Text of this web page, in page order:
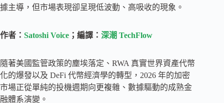
據主導，但市場表現卻呈現低波動、高吸收的現象。
作者： Satoshi Voice ；編譯： 深潮 TechFlow
隨著美國監管政策的塵埃落定、RWA 真實世界資產代幣
化的爆發以及 DeFi 代幣經濟學的轉型，2026 年的加密
市場正從單純的投機週期向更複雜、數據驅動的成熟金
融體系演變。